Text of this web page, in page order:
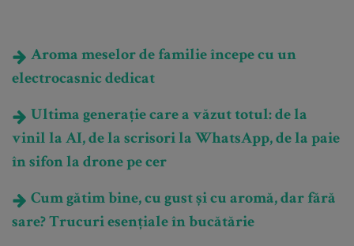
Aroma meselor de familie începe cu un
electrocasnic dedicat
Ultima generație care a văzut totul: de la
vinil la AI, de la scrisori la WhatsApp, de la paie
în sifon la drone pe cer
Cum gătim bine, cu gust și cu aromă, dar fără
sare? Trucuri esențiale în bucătărie